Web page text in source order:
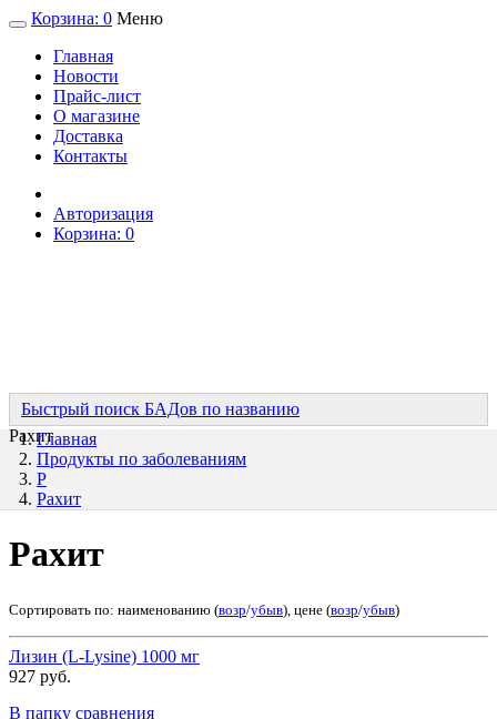
Корзина: 0 Меню
Главная
Новости
Прайс-лист
О магазине
Доставка
Контакты
Авторизация
Корзина: 0
Быстрый поиск БАДов по названию
РахитГлавная
Продукты по заболеваниям
Р
Рахит
Рахит
Сортировать по: наименованию (возр/убыв), цене (возр/убыв)
Лизин (L-Lysine) 1000 мг
927 руб.
В папку сравнения